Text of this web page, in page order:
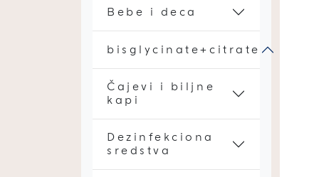
Bebe i deca
bisglycinate+citrate
Čajevi i biljne
kapi
Dezinfekciona
sredstva